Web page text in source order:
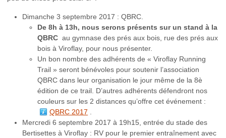
Dimanche 3 septembre 2017 : QBRC.
De 8h à 13h, nous serons présents sur un stand à la
QBRC au gymnase des prés aux bois, rue des prés aux
bois à Viroflay, pour nous présenter.
Un bon nombre des adhérents de « Viroflay Running
Trail » seront bénévoles pour soutenir l’association
QBRC dans leur organisation le jour même de la 8è
édition de ce trail. D’autres adhérents défendront nos
couleurs sur les 2 distances qu’offre cet événement :
QBRC 2017 .
Mercredi 6 septembre 2017 à 19h15, entrée du stade des
Bertisettes à Viroflay : RV pour le premier entraînement avec